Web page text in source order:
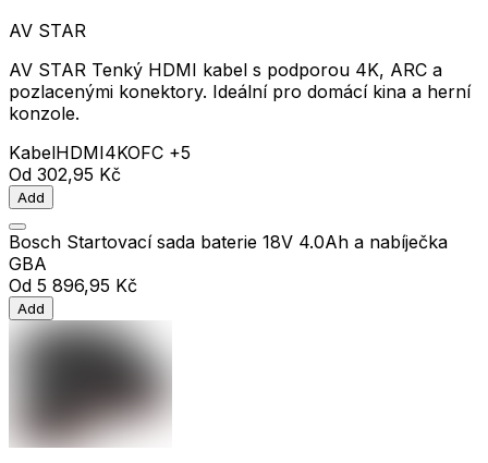
AV STAR
AV STAR Tenký HDMI kabel s podporou 4K, ARC a
pozlacenými konektory. Ideální pro domácí kina a herní
konzole.
KabelHDMI4KOFC +5
Od 302,95 Kč
Add
Bosch Startovací sada baterie 18V 4.0Ah a nabíječka
GBA
Od 5 896,95 Kč
Add